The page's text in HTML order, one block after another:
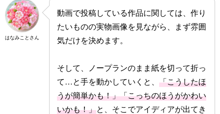
はなみことさん
動画で投稿している作品に関しては、作り
たいものの実物画像を見ながら、まず雰囲
気だけを決めます。
そして、ノープランのまま紙を切って折っ
て…と手を動かしていくと、 「こうしたほ
うが簡単かも！」「こっちのほうがかわい
いかも！」と、そこでアイディアが出てき